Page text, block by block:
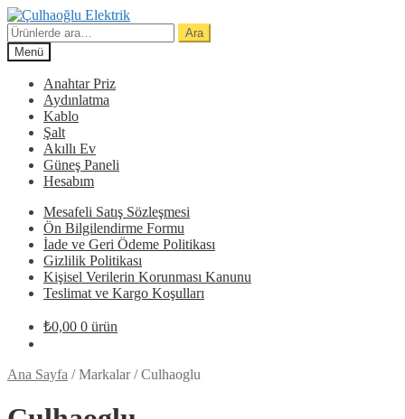
Dolaşıma
geç
İçeriğe
geç
Ara:
Ara
Menü
Anahtar Priz
Aydınlatma
Kablo
Şalt
Akıllı Ev
Güneş Paneli
Hesabım
Mesafeli Satış Sözleşmesi
Ön Bilgilendirme Formu
İade ve Geri Ödeme Politikası
Gizlilik Politikası
Kişisel Verilerin Korunması Kanunu
Teslimat ve Kargo Koşulları
₺0,00 0 ürün
Ana Sayfa /Markalar/Culhaoglu